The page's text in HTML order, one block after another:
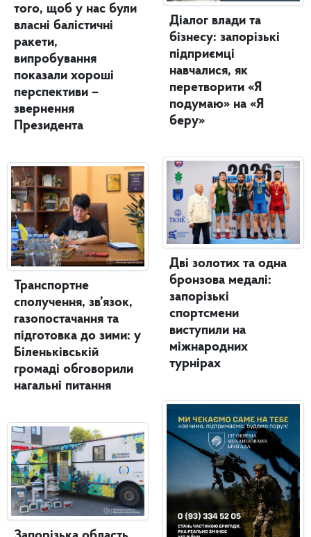
того, щоб у нас були
власні балістичні
ракети,
випробування
показали хороші
перспективи –
звернення
Президента
Транспортне
сполучення, зв’язок,
газопостачання та
підготовка до зими: у
Біленьківській
громаді обговорили
нагальні питання
Діалог влади та
бізнесу: запорізькі
підприємці
навчалися, як
перетворити «Я
подумаю» на «Я
беру»
Дві золотих та одна
бронзова медалі:
запорізькі
спортсмени
виступили на
міжнародних
турнірах